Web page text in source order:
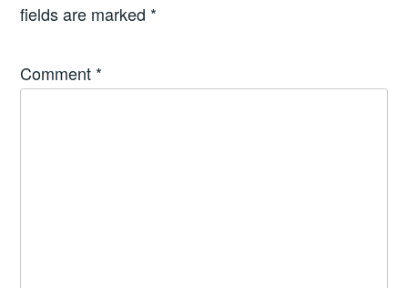
fields are marked *
Comment *